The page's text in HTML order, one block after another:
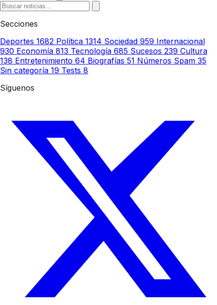
Secciones
Deportes 1682 Política 1314 Sociedad 959 Internacional
930 Economía 813 Tecnología 685 Sucesos 239 Cultura
138 Entretenimiento 64 Biografías 51 Números Spam 35
Sin categoría 19 Tests 8
Síguenos